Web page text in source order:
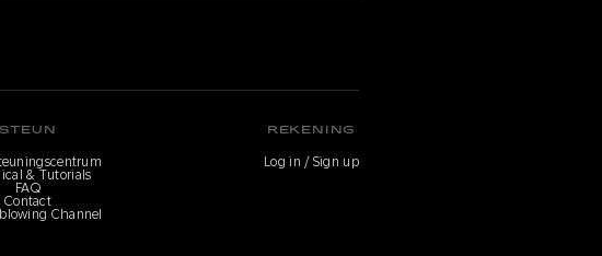
STEUN
& Tutorials
FAQ
Contact
Channel
REKENING
Log in / Sign up